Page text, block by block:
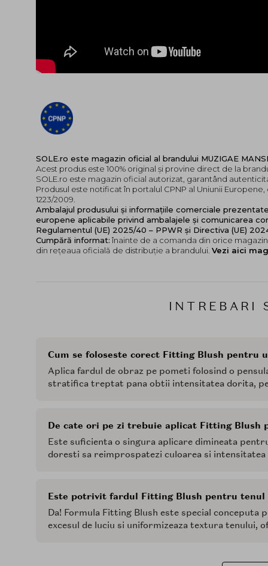
SOLE.ro este magazin oficial al brandului MUZIGAE
Acest produs este 100% original și provine direct de la
SOLE.ro este magazin oficial autorizat, garantând
Produsul este notificat în portalul CPNP al Uniunii
1223/2009.
Ambalajul produsului și informațiile comerciale
europene aplicabile privind ambalajele și comunicarea
Regulamentul (UE) 2025/40 – PPWR și Directiva (UE)
Cumpără informat: înainte de a comanda din orice
din rețeaua oficială de distribuție a brandului. Vezi aici
INTREBARI
Cum se foloseste corect Fitting Blush pentru
Aplica fardul de obraz pe pometi folosind o
stratifica treptat pana obtii intensitatea dorita,
De cate ori pe zi trebuie aplicat Fitting Blush
Este suficienta o singura aplicare dimineata
doresti sa reimprospatezi culoarea si intensitatea
Este potrivit fardul Fitting Blush pentru tenul
Da! Formula Fitting Blush este special
excesul de luciu si uniformizeaza textura tenului,